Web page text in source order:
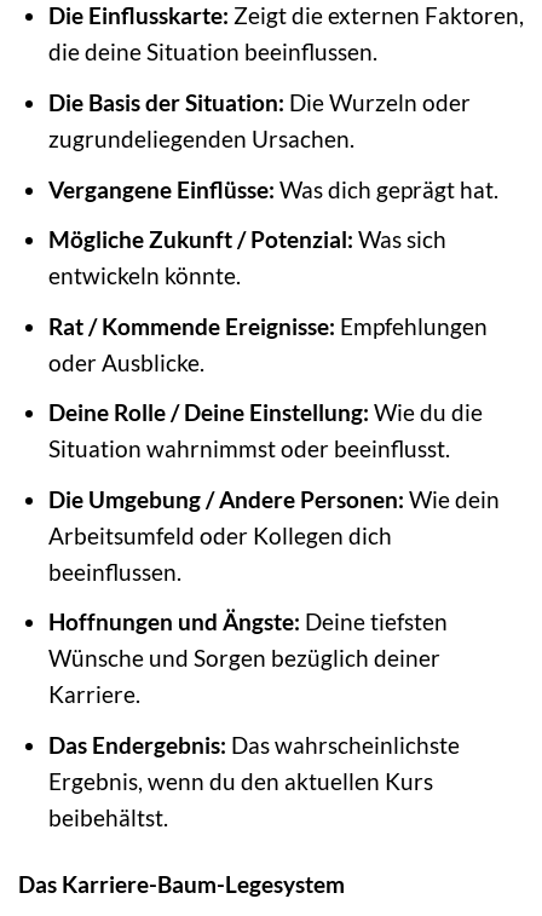
Die Einflusskarte: Zeigt die externen Faktoren,
die deine Situation beeinflussen.
Die Basis der Situation: Die Wurzeln oder
zugrundeliegenden Ursachen.
Vergangene Einflüsse: Was dich geprägt hat.
Mögliche Zukunft / Potenzial: Was sich
entwickeln könnte.
Rat / Kommende Ereignisse: Empfehlungen
oder Ausblicke.
Deine Rolle / Deine Einstellung: Wie du die
Situation wahrnimmst oder beeinflusst.
Die Umgebung / Andere Personen: Wie dein
Arbeitsumfeld oder Kollegen dich
beeinflussen.
Hoffnungen und Ängste: Deine tiefsten
Wünsche und Sorgen bezüglich deiner
Karriere.
Das Endergebnis: Das wahrscheinlichste
Ergebnis, wenn du den aktuellen Kurs
beibehältst.
Das Karriere-Baum-Legesystem